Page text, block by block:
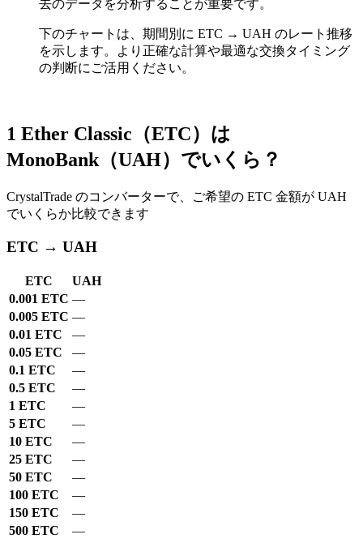
去のデータを分析することが重要です。
下のチャートは、期間別に ETC → UAH のレート推移
を示します。より正確な計算や最適な交換タイミング
の判断にご活用ください。
1 Ether Classic（ETC）は
MonoBank（UAH）でいくら？
CrystalTrade のコンバーターで、ご希望の ETC 金額が UAH
でいくらか比較できます
ETC → UAH
ETC
UAH
0.001 ETC —
0.005 ETC —
0.01 ETC
—
0.05 ETC
—
0.1 ETC
—
0.5 ETC
—
1 ETC
—
5 ETC
—
10 ETC
—
25 ETC
—
50 ETC
—
100 ETC
—
150 ETC
—
500 ETC
—